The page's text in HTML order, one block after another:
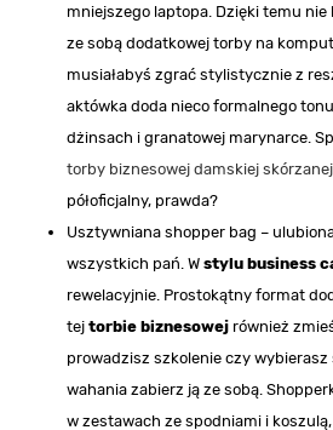
mniejszego laptopa. Dzięki temu nie
ze sobą dodatkowej torby na
musiałabyś zgrać stylistycznie z
aktówka doda nieco formalnego
dżinsach i granatowej marynarce.
torby biznesowej damskiej skórzanej
półoficjalny, prawda?
Usztywniana shopper bag –
wszystkich pań. W stylu business
rewelacyjnie. Prostokątny format
tej torbie biznesowej również
prowadzisz szkolenie czy wybierasz
wahania zabierz ją ze sobą.
w zestawach ze spodniami i